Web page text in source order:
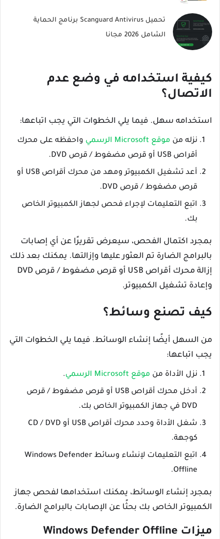
تحميل Scanguard Antivirus برنامج الحماية
الشامل 2026 مجانا
كيفية استخدامه في وضع عدم
الاتصال؟
استخدامه سهل. فيما يلي الخطوات التي يجب اتباعها:
نزله من موقع Microsoft الرسمي
واحفظه على محرك
أقراص USB أو قرص مضغوط / قرص DVD.
أعد تشغيل الكمبيوتر ومهد من محرك أقراص USB أو
قرص مضغوط / قرص DVD.
اتبع التعليمات لإجراء فحص لجهاز الكمبيوتر الخاص
بك.
بمجرد اكتمال الفحص، سيعرض تقريرًا عن أي إصابات
بالبرامج الضارة تم العثور عليها وإزالتها. يمكنك بعد ذلك
إزالة محرك أقراص USB أو قرص مضغوط / قرص DVD
وإعادة تشغيل الكمبيوتر.
كيف تصنع وسائط؟
من السهل أيضًا إنشاء الوسائط. فيما يلي الخطوات التي
يجب اتباعها:
نزل الأداة من موقع Microsoft الرسمي .
أدخل محرك أقراص USB أو قرص مضغوط / قرص
DVD في جهاز الكمبيوتر الخاص بك.
شغل الأداة وحدد محرك أقراص USB أو CD / DVD
كوجهة.
اتبع التعليمات لإنشاء وسائط Windows Defender
Offline.
بمجرد إنشاء الوسائط، يمكنك استخدامها لفحص جهاز
الكمبيوتر الخاص بك بحثًا عن الإصابات بالبرامج الضارة.
ميزات Windows Defender Offline